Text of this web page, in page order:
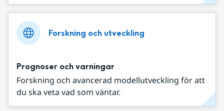
Forskning och utveckling
Prognoser och varningar
Forskning och avancerad modellutveckling för att
du ska veta vad som väntar.